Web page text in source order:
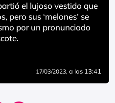
el lujoso vestido que
pero sus ‘melones’ se
por un pronunciado
17/03/2023, a las 13:41